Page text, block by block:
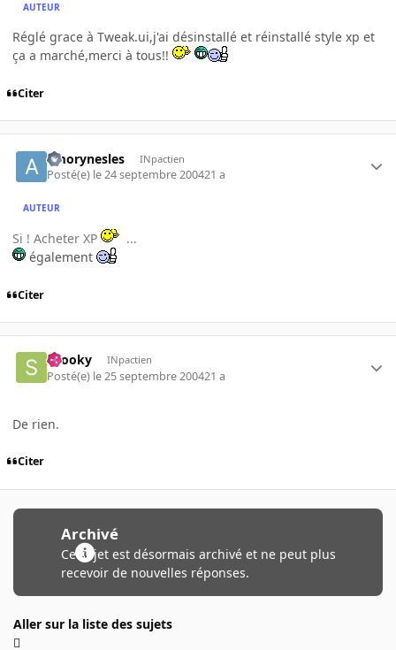
AUTEUR
Réglé grace à Tweak.ui,j'ai désinstallé et réinstallé style xp et
ça a marché,merci à tous!!
Citer
amorynesles INpactien
Posté(e) le 24 septembre 200421 a
AUTEUR
Si ! Acheter XP
...
également
Citer
snooky INpactien
Posté(e) le 25 septembre 200421 a
De rien.
Citer
Archivé
Ce sujet est désormais archivé et ne peut plus
recevoir de nouvelles réponses.
Aller sur la liste des sujets